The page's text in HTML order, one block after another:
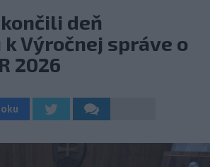
deň
Výročnej správe o
2026